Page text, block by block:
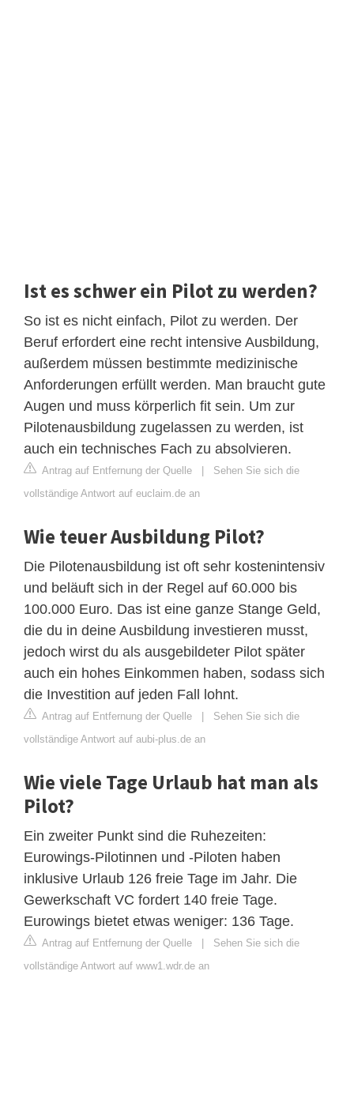
Ist es schwer ein Pilot zu werden?
So ist es nicht einfach, Pilot zu werden. Der
Beruf erfordert eine recht intensive Ausbildung,
außerdem müssen bestimmte medizinische
Anforderungen erfüllt werden. Man braucht gute
Augen und muss körperlich fit sein. Um zur
Pilotenausbildung zugelassen zu werden, ist
auch ein technisches Fach zu absolvieren.
Antrag auf Entfernung der Quelle | Sehen Sie sich die
vollständige Antwort auf euclaim.de an
Wie teuer Ausbildung Pilot?
Die Pilotenausbildung ist oft sehr kostenintensiv
und beläuft sich in der Regel auf 60.000 bis
100.000 Euro. Das ist eine ganze Stange Geld,
die du in deine Ausbildung investieren musst,
jedoch wirst du als ausgebildeter Pilot später
auch ein hohes Einkommen haben, sodass sich
die Investition auf jeden Fall lohnt.
Antrag auf Entfernung der Quelle | Sehen Sie sich die
vollständige Antwort auf aubi-plus.de an
Wie viele Tage Urlaub hat man als
Pilot?
Ein zweiter Punkt sind die Ruhezeiten:
Eurowings-Pilotinnen und -Piloten haben
inklusive Urlaub 126 freie Tage im Jahr. Die
Gewerkschaft VC fordert 140 freie Tage.
Eurowings bietet etwas weniger: 136 Tage.
Antrag auf Entfernung der Quelle | Sehen Sie sich die
vollständige Antwort auf www1.wdr.de an